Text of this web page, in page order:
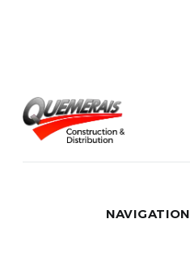
NAVIGATION